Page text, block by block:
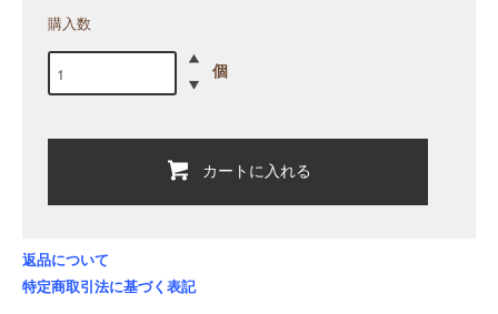
購入数
個
カートに入れる
返品について
特定商取引法に基づく表記